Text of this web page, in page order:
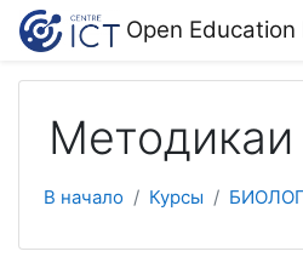
Перейти к основному содержанию
Open Education
В начало Курсы